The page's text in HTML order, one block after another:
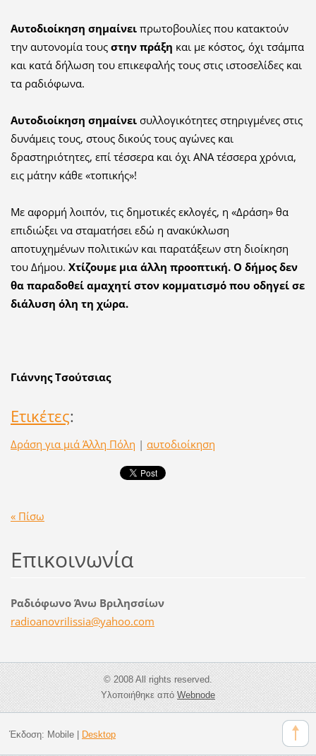
Αυτοδιοίκηση σημαίνειπρωτοβουλίες που κατακτούν
την αυτονομία τους στην πράξη και με κόστος, όχι τσάμπα
και κατά δήλωση του επικεφαλής τους στις ιστοσελίδες και
τα ραδιόφωνα.
Αυτοδιοίκηση σημαίνεισυλλογικότητες στηριγμένες στις
δυνάμεις τους, στους δικούς τους αγώνες και
δραστηριότητες, επί τέσσερα και όχι ΑΝΑ τέσσερα χρόνια,
εις μάτην κάθε «τοπικής»!
Με αφορμή λοιπόν, τις δημοτικές εκλογές, η «Δράση» θα
επιδιώξει να σταματήσει εδώ η ανακύκλωση
αποτυχημένων πολιτικών και παρατάξεων στη διοίκηση
του Δήμου. Χτίζουμε μια άλλη προοπτική. Ο δήμος δεν
θα παραδοθεί αμαχητί στον κομματισμό που οδηγεί σε
διάλυση όλη τη χώρα.
Γιάννης Τσούτσιας
Ετικέτες:
Δράση για μιά Άλλη Πόλη | αυτοδιοίκηση
« Πίσω
Επικοινωνία
Ραδιόφωνο Άνω Βριλησσίων
radioanovrilissia@yahoo.com
© 2008 All rights reserved.
Υλοποιήθηκε απόWebnode
Έκδοση: Mobile| Desktop